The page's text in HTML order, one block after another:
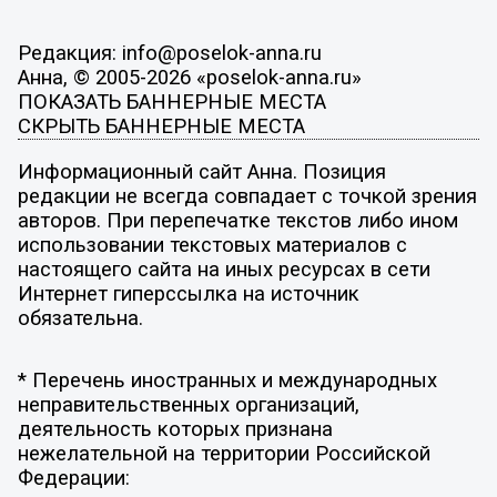
Редакция: info@poselok-anna.ru
Анна, © 2005-2026 «poselok-anna.ru»
ПОКАЗАТЬ БАННЕРНЫЕ МЕСТА
СКРЫТЬ БАННЕРНЫЕ МЕСТА
Информационный сайт Анна. Позиция
редакции не всегда совпадает с точкой зрения
авторов. При перепечатке текстов либо ином
использовании текстовых материалов с
настоящего сайта на иных ресурсах в сети
Интернет гиперссылка на источник
обязательна.
* Перечень иностранных и международных
неправительственных организаций,
деятельность которых признана
нежелательной на территории Российской
Федерации: